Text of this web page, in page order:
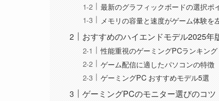
最新のグラフィックボードの選択ポ
メモリの容量と速度がゲーム体験を
おすすめのハイエンドモデル2025年
性能重視のゲーミングPCランキング
ゲーム配信に適したパソコンの特徴
ゲーミングPC おすすめモデル5選
ゲーミングPCのモニター選びのコツ